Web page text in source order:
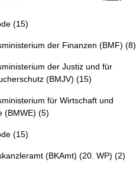
(15)
der Finanzen (BMF) (8)
der Justiz und für
(BMJV) (15)
für Wirtschaft und
(BMWE) (5)
(15)
(BKAmt) (20. WP) (2)